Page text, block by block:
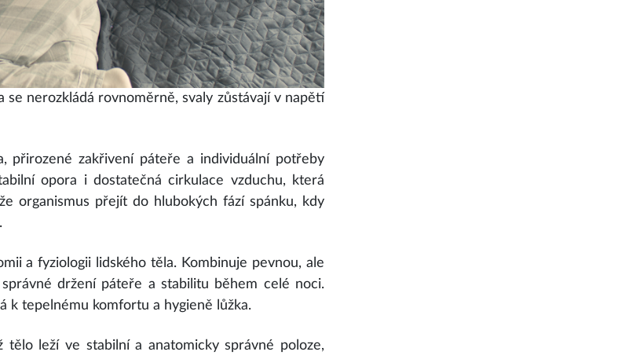
nerozkládá rovnoměrně, svaly zůstávají v napětí
přirozené zakřivení páteře a individuální potřeby
opora i dostatečná cirkulace vzduchu, která
organismus přejít do hlubokých fází spánku, kdy
a fyziologii lidského těla. Kombinuje pevnou, ale
držení páteře a stabilitu během celé noci.
k tepelnému komfortu a hygieně lůžka.
tělo leží ve stabilní a anatomicky správné poloze,